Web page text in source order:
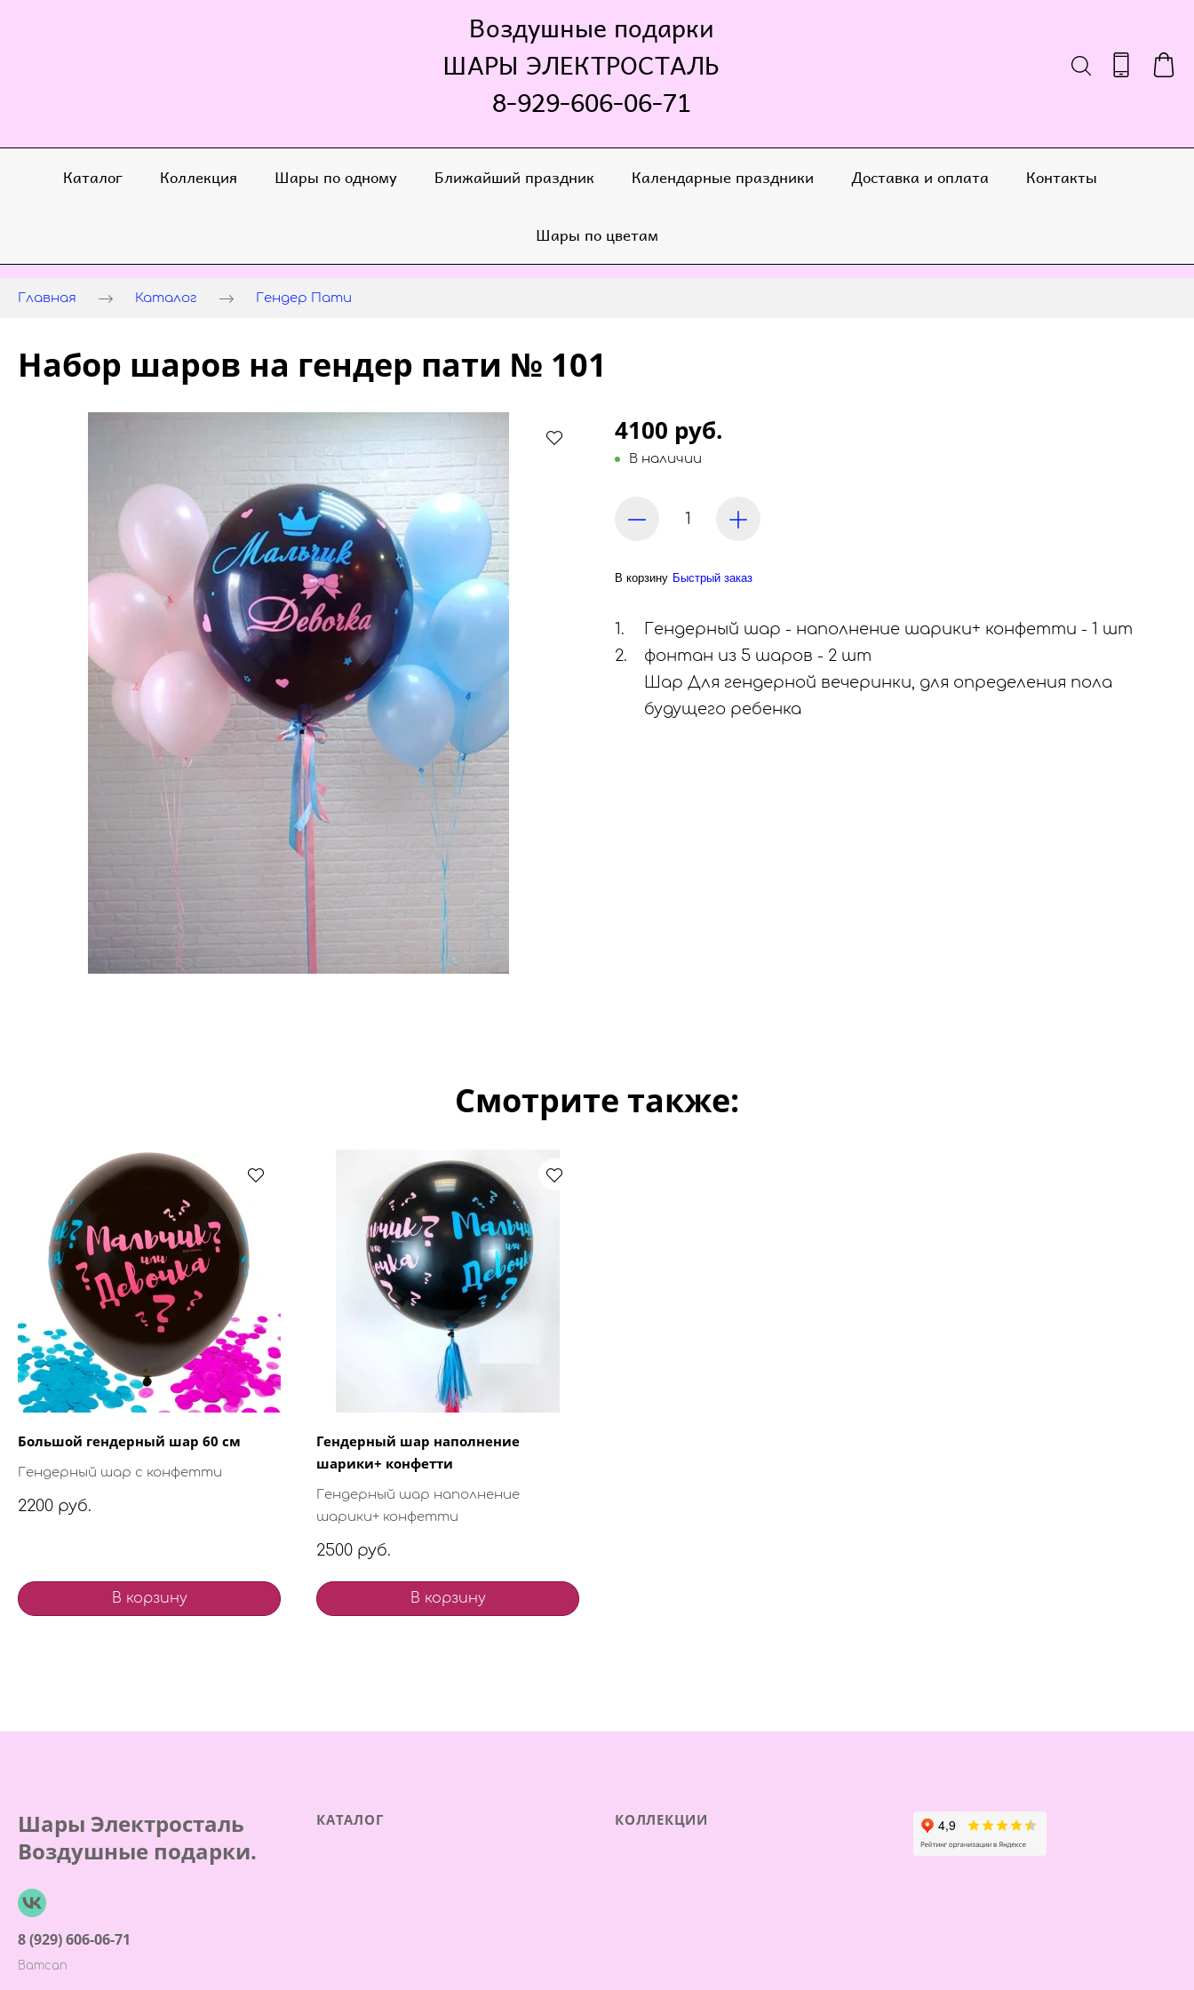
Воздушные подарки
ШАРЫ ЭЛЕКТРОСТАЛЬ
8-929-606-06-71
Каталог Коллекция Шары по одному Ближайший праздник Календарные праздники Доставка и оплата Контакты
Шары по цветам
Главная Каталог Гендер Пати
Набор шаров на гендер пати № 101
4100 руб.
В наличии
В корзину Быстрый заказ
Гендерный шар - наполнение шарики+ конфетти - 1 шт
фонтан из 5 шаров - 2 шт
Шар Для гендерной вечеринки, для определения пола
будущего ребенка
Смотрите также:
Большой гендерный шар 60 см
Гендерный шар с конфетти
2200 руб.
В корзину
Гендерный шар наполнение
шарики+ конфетти
Гендерный шар наполнение
шарики+ конфетти
2500 руб.
В корзину
Шары Электросталь
Воздушные подарки.
8 (929) 606-06-71
Ватсап
КАТАЛОГ КОЛЛЕКЦИИ